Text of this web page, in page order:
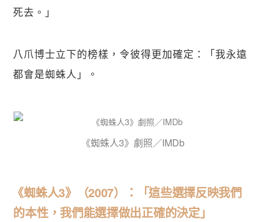
死去。」
八爪博士立下的榜樣，令彼得更加確定：「我永遠
都會是蜘蛛人」。
《蜘蛛人3》劇照／IMDb
《蜘蛛人3》（2007）：「這些選擇反映我們
的本性，我們能選擇做出正確的決定」